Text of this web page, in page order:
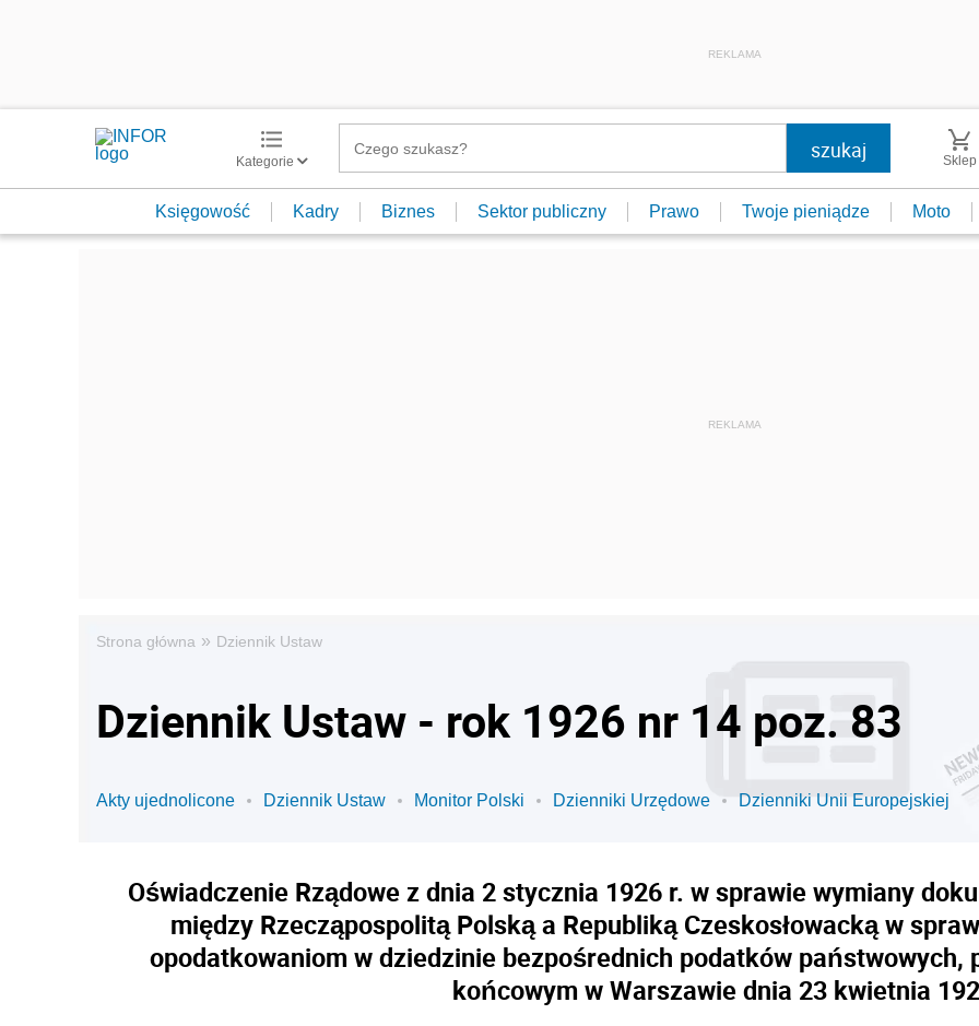
REKLAMA
Kategorie Sklep
Księgowość Kadry Biznes Sektor publiczny Prawo Twoje pieniądze Moto
Strona główna » Dziennik Ustaw
Dziennik Ustaw - rok 1926 nr 14 poz. 83
Akty ujednolicone Dziennik Ustaw Monitor Polski Dzienniki Urzędowe Dzienniki Unii Europejskiej
Oświadczenie Rządowe z dnia 2 stycznia 1926 r. w sprawie wymiany
między Rzecząpospolitą Polską a Republiką Czeskosłowacką w
opodatkowaniom w dziedzinie bezpośrednich podatków państwowych,
końcowym w Warszawie dnia 23 kwietnia